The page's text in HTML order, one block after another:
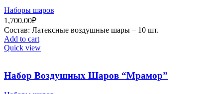
Наборы шаров
1,700.00₽
Состав: Латексные воздушные шары – 10 шт.
Add to cart
Quick view
Набор Воздушных Шаров “Мрамор”